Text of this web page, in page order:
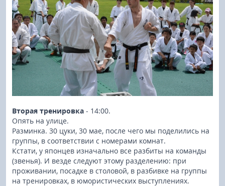
Вторая тренировка - 14:00.
Опять на улице.
Разминка. 30 цуки, 30 мае, после чего мы поделились на
группы, в соответствии с номерами комнат.
Кстати, у японцев изначально все разбиты на команды
(звенья). И везде следуют этому разделению: при
проживании, посадке в столовой, в разбивке на группы
на тренировках, в юмористических выступлениях.